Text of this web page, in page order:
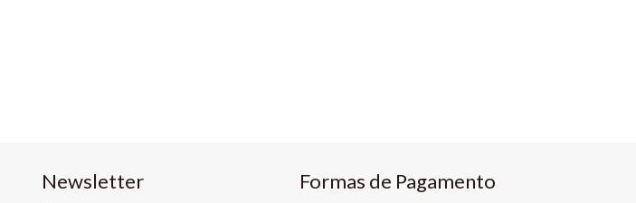
Newsletter Formas de Pagamento